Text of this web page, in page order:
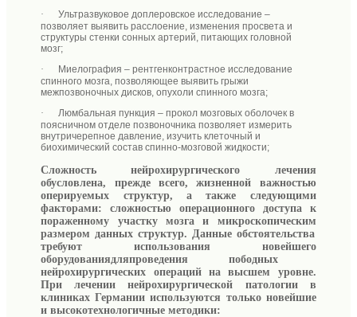
·
Ультразвуковое доплеровское исследование –
позволяет выявить расслоение, изменения просвета и
структуры стенки сонных артерий, питающих головной
мозг;
·
Миелография– рентгенконтрастное исследование
спинного мозга, позволяющее выявить грыжи
межпозвоночных дисков, опухоли спинного мозга;
·
Люмбальная пункция – прокол мозговых оболочек в
поясничном отделе позвоночникапозволяет измерить
внутричерепное давление ,изучить клеточный и
биохимический состав спинно-мозговой жидкости;
Сложность нейрохирургического лечения
обусловлена, прежде всего,жизненной важностью
оперируемых структур, а также следующими
факторами:сложностью операционного доступа к
пораженному участку мозга и микроскопическим
размером данных структур. Данныеобстоятельства
требуют использования новейшего
оборудованиядляпроведенияпободных
нейрохирургических операцийна высшем уровне.
При лечении нейрохирургической патологии в
клиниках Германии используются только новейшие
и высокотехнологичныеметодики: